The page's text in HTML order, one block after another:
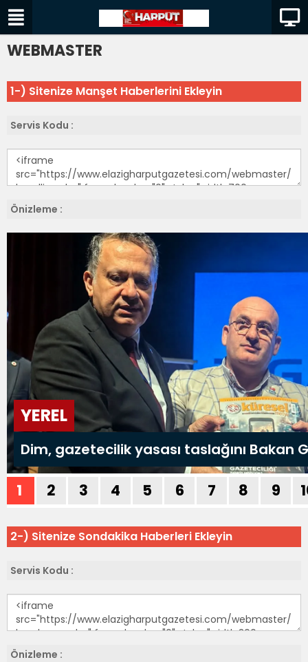
WEBMASTER
1-) Sitenize Manşet Haberlerini Ekleyin
Servis Kodu :
Önizleme :
2-) Sitenize Sondakika Haberleri Ekleyin
Servis Kodu :
Önizleme :